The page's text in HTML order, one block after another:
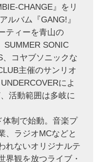
CHANGE』をリ
ルバム『GANG!』
ティーを青山の
SUMMER SONIC
、コヤブソニックな
主催のサンリオ
によ
活動範囲は多岐に
体制で始動。音楽プ
、ラジオMCなどと
れないオリジナルテ
界観を放つライブ・